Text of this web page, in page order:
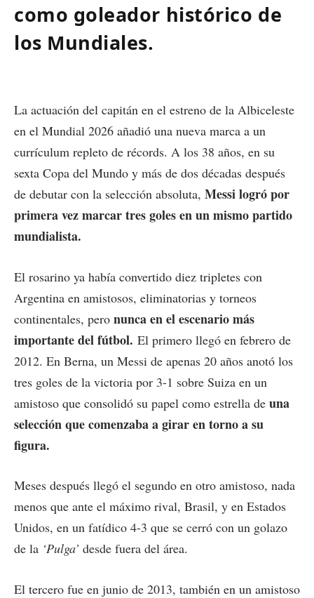
como goleador histórico de
los Mundiales.
La actuación del capitán en el estreno de la Albiceleste
en el Mundial 2026 añadió una nueva marca a un
currículum repleto de récords. A los 38 años, en su
sexta Copa del Mundo y más de dos décadas después
de debutar con la selección absoluta, Messi logró por
primera vez marcar tres goles en un mismo partido
mundialista.
El rosarino ya había convertido diez tripletes con
Argentina en amistosos, eliminatorias y torneos
continentales, pero nunca en el escenario más
importante del fútbol. El primero llegó en febrero de
2012. En Berna, un Messi de apenas 20 años anotó los
tres goles de la victoria por 3-1 sobre Suiza en un
amistoso que consolidó su papel como estrella de una
selección que comenzaba a girar en torno a su
figura.
Meses después llegó el segundo en otro amistoso, nada
menos que ante el máximo rival, Brasil, y en Estados
Unidos, en un fatídico 4-3 que se cerró con un golazo
de la ‘Pulga’ desde fuera del área.
El tercero fue en junio de 2013, también en un amistoso